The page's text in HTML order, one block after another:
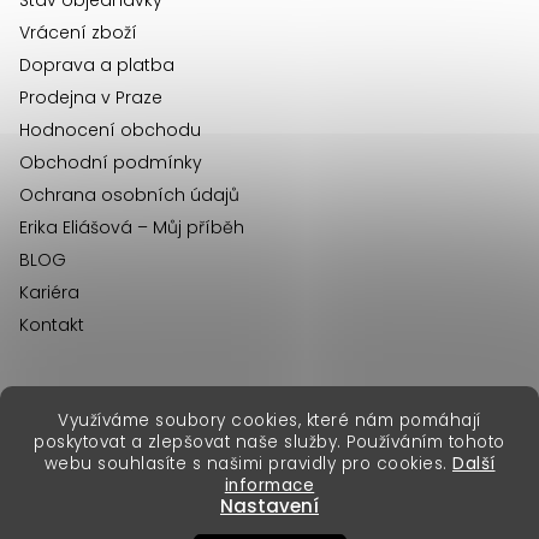
Využíváme soubory cookies, které nám pomáhají
poskytovat a zlepšovat naše služby. Používáním tohoto
webu souhlasíte s našimi pravidly pro cookies. Další
informace
Nastavení
Vrácení zboží
Doprava a platba
Prodejna v Praze
Hodnocení obchodu
Obchodní podmínky
Ochrana osobních údajů
Erika Eliášová – Můj příběh
BLOG
Kariéra
Kontakt
Vytvořil Shoptet Premium
Copyright 2026Erika Fashion. Všechna práva vyhrazena.
erikafashion.sk